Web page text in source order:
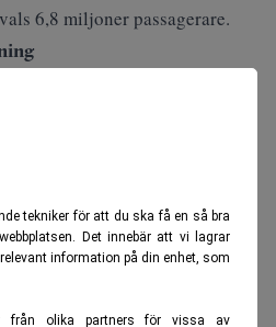
tekniker för att du ska få en så bra
Det innebär att vi lagrar
information på din enhet, som
från olika partners för vissa av
6,8 miljoner passagerare.
där Disneys nye vd
OpenAI kring videotekniken
The Bachelorette på
inställt säsongsstopp, samt
Epic Games i Fortnite-